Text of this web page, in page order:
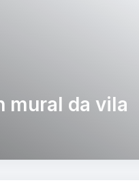
mural da vila